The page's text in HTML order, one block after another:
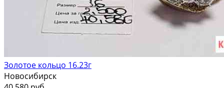
Золотое кольцо 16.23г
Новосибирск